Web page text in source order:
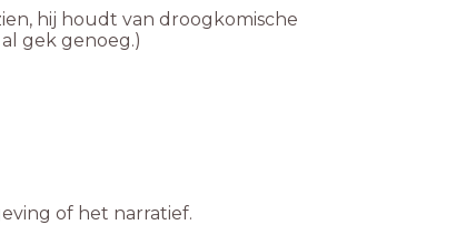
hij houdt van droogkomische
gek genoeg.)
of het narratief.